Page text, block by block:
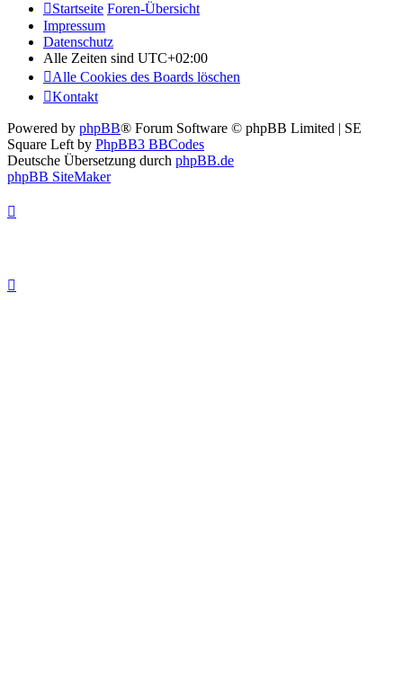
Startseite Foren-Übersicht
Impressum
Datenschutz
Alle Zeiten sind UTC+02:00
Alle Cookies des Boards löschen
Kontakt
Powered by phpBB® Forum Software © phpBB Limited | SE
Square Left by PhpBB3 BBCodes
Deutsche Übersetzung durch phpBB.de
phpBB SiteMaker